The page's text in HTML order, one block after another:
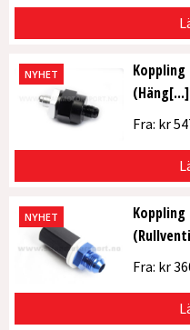
NYHET
(Häng[...]
Fra: kr
NYHET
Fra: kr